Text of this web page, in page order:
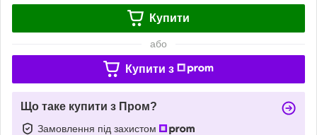
Купити
або
Купити з
Що таке купити з Пром?
Замовлення під захистом